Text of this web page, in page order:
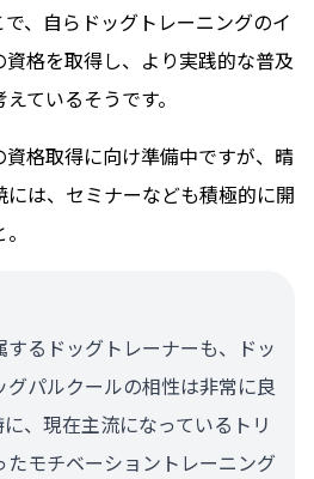
、自らドッグトレーニングのイ
格を取得し、より実践的な普及
ているそうです。
格取得に向け準備中ですが、晴
は、セミナーなども積極的に開
するドッグトレーナーも、ドッ
パルクールの相性は非常に良
、現在主流になっているトリ
モチベーショントレーニング